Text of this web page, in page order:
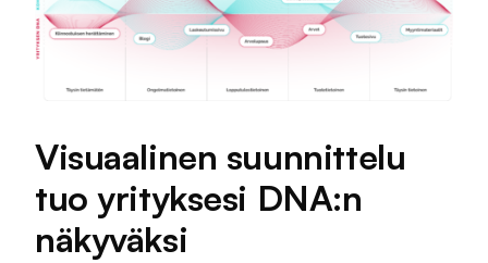
Visuaalinen suunnittelu
tuo yrityksesi DNA:n
näkyväksi